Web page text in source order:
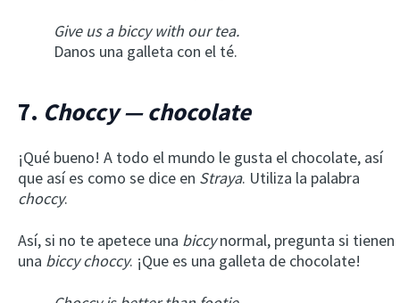
Give us a biccy with our tea.
Danos una galleta con el té.
7. Choccy — chocolate
¡Qué bueno! A todo el mundo le gusta el chocolate, así
que así es como se dice en Straya. Utiliza la palabra
choccy.
Así, si no te apetece una biccynormal, pregunta si tienen
una biccy choccy. ¡Que es una galleta de chocolate!